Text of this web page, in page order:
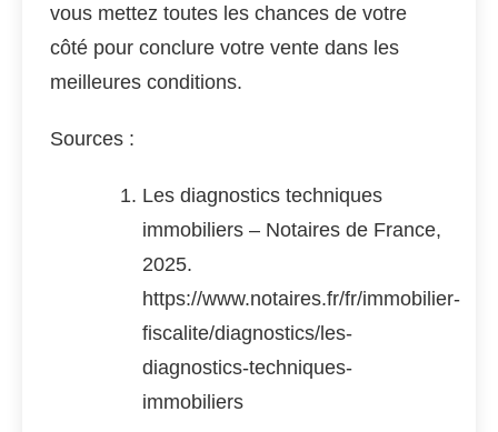
vous mettez toutes les chances de votre
côté pour conclure votre vente dans les
meilleures conditions.
Sources :
Les diagnostics techniques
immobiliers – Notaires de France,
2025.
https://www.notaires.fr/fr/immobilier-
fiscalite/diagnostics/les-
diagnostics-techniques-
immobiliers